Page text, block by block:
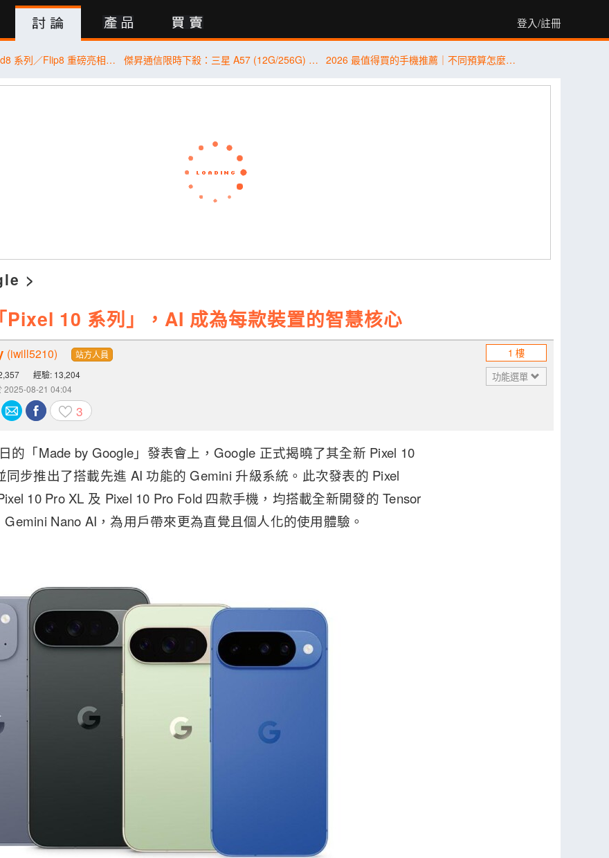
登入/註冊
行動版 三星 Galaxy Z Fold8 系列／Flip8 重磅亮相！傑昇通信預購抽萬元悠遊卡金 傑昇通信限時下殺：三星 A57 (12G/256G) 只要 $14,490 元！(8/3-8/5) 2026 最值得買的手機推薦｜不同預算怎麼選？5 款熱門手機完整比較
>
10 系列」，AI 成為每款裝置的智慧核心
(iwill5210)
站方人員
經驗: 13,204
2025-08-21 04:04
3
1 樓
功能選單
的「Made by Google」發表會上，Google 正式揭曉了其全新 Pixel 10
同步推出了搭載先進 AI 功能的 Gemini 升級系統。此次發表的 Pixel
10 Pro XL 及 Pixel 10 Pro Fold 四款手機，均搭載全新開發的 Tensor
Nano AI，為用戶帶來更為直覺且個人化的使用體驗。